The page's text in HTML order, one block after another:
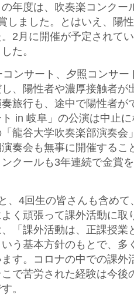
年度は、吹奏楽コンクー
しました。とはいえ、陽
2月に開催が予定されて
た。
ンサート、夕照コンサー
、陽性者や濃厚接触者が
旅行も、途中で陽性者が
ト in 岐阜」の公演は中止
龍谷大学吹奏楽部演奏会
奏会も無事に開催するこ
クールも3年連続で金賞
、4回生の皆さんも含め
く頑張って課外活動に取
「課外活動は、正課授業
う基本方針のもとで、多
す。コロナの中での課外
で苦労された経験は今後
。